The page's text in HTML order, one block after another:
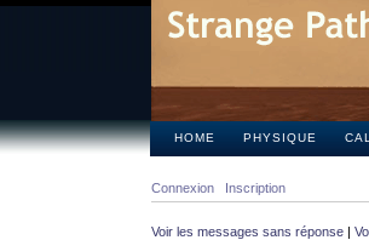
HOME PHYSIQUE
Connexion Inscription
Voir les messages sans réponse |